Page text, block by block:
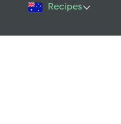
Recipes